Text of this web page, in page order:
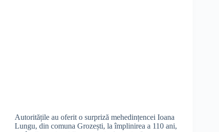
Autoritățile au oferit o surpriză mehedințencei Ioana
Lungu, din comuna Grozești, la împlinirea a 110 ani,